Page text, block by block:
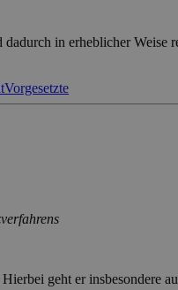
in erheblicher Weise
Vorgesetzte
geht er insbesondere